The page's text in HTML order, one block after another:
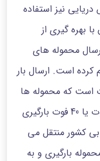
دریایی نیز استفاده
بهره گیری از
محموله های
کرده است. ارسال بار
است که محموله ها
از نقاط مختلف کشور داخل کانتینر 20 فوت یا 40 فوت بارگیری
کشور منتقل می
بارگیری و به